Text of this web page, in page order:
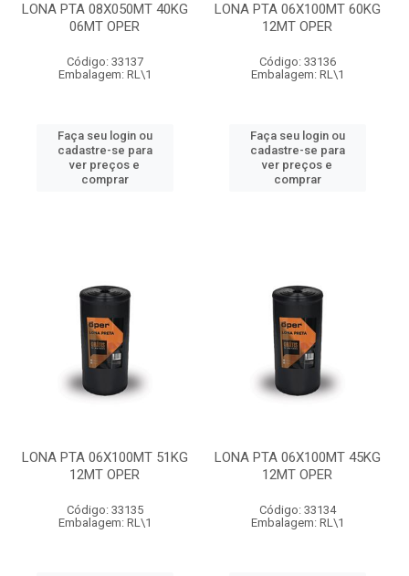
LONA PTA 08X050MT 40KG
06MT OPER
Código: 33137
Embalagem: RL\1
Faça seu login ou
cadastre-se para
ver preços e
comprar
LONA PTA 06X100MT 60KG
12MT OPER
Código: 33136
Embalagem: RL\1
Faça seu login ou
cadastre-se para
ver preços e
comprar
LONA PTA 06X100MT 51KG
12MT OPER
Código: 33135
Embalagem: RL\1
LONA PTA 06X100MT 45KG
12MT OPER
Código: 33134
Embalagem: RL\1